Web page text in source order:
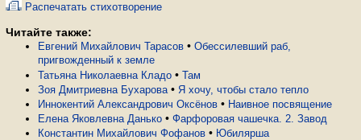
Распечатать стихотворение
Читайте также:
Евгений Михайлович Тарасов • Обессилевший раб,
пригвожденный к земле
Татьяна Николаевна Кладо • Там
Зоя Дмитриевна Бухарова • Я хочу, чтобы стало тепло
Иннокентий Александрович Оксёнов • Наивное посвящение
Елена Яковлевна Данько • Фарфоровая чашечка. 2. Завод
Константин Михайлович Фофанов • Юбилярша